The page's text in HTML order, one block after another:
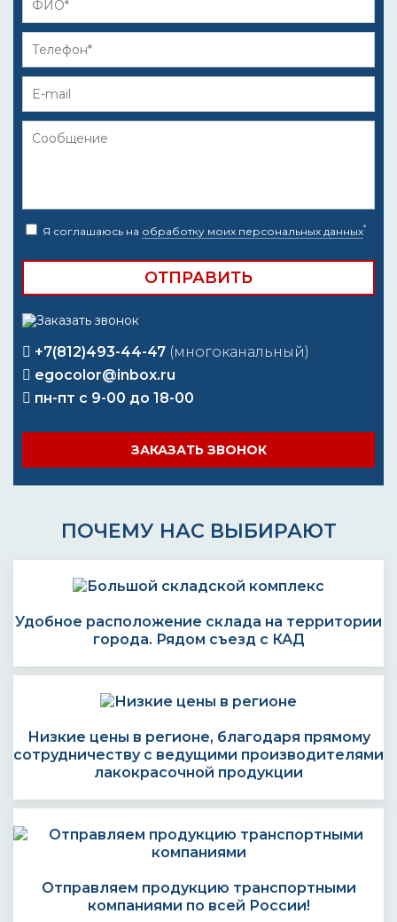
Я соглашаюсь на обработку моих персональных данных*
+7(812)493-44-47 (многоканальный)
egocolor@inbox.ru
пн-пт с 9-00 до 18-00
ЗАКАЗАТЬ ЗВОНОК
ПОЧЕМУ НАС ВЫБИРАЮТ
Удобное расположение склада на территории
города. Рядом съезд с КАД
Низкие цены в регионе, благодаря прямому
сотрудничеству с ведущими производителями
лакокрасочной продукции
Отправляем продукцию транспортными
компаниями по всей России!